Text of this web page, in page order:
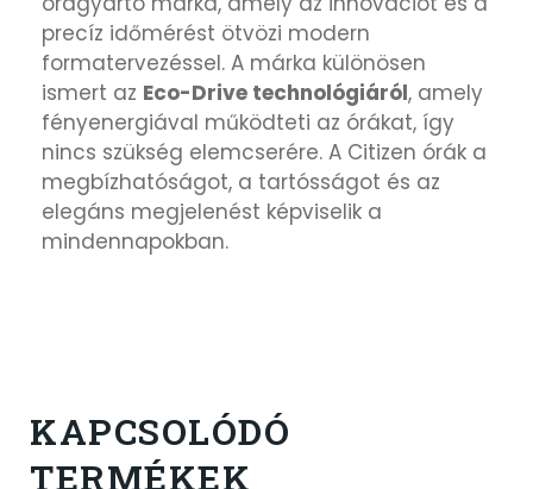
precíz időmérést ötvözi modern
formatervezéssel. A márka különösen
ismert az Eco-Drive technológiáról, amely
fényenergiával működteti az órákat, így
nincs szükség elemcserére. A Citizen órák a
megbízhatóságot, a tartósságot és az
elegáns megjelenést képviselik a
mindennapokban.
KAPCSOLÓDÓ
TERMÉKEK